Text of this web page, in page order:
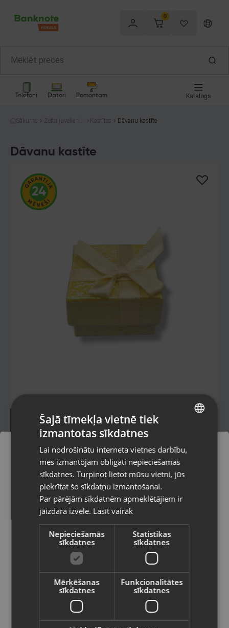
0
Telefoni Datori Remontam Katalogs
Sākums
Zelta juvelierizs
Kastītes Dāvanu kastīte
Dāvanu kastīte
Kategorija:Dāvanu kastīte
Izmērs(cm): 4x4x3
1.50€
Preces informācija
178967
Rīga, Juglas iela 45
Telefona numurs: +371 27897226
Pasūtījumi tiks piegādāti uz
izvēlēto valsti
Vietnes saturs būs attēlots izvēlētajā
valodā
Valsts
Latviešu / Latvian
RUSSIAN
Šajā tīmekļa vietnē tiek
izmantotas sīkdatnes
Lai nodrošinātu interneta vietnes darbību,
mēs izmantojam obligāti nepieciešamās
sīkdatnes. Turpinot lietot mūsu vietni, jūs
piekrītat šo sīkdatņu izmantošanai.
Par pārējām sīkdatnēm apmeklētājiem ir
jāizdara izvēle. Lasīt vairāk
Nepieciešamās
sīkdatnes
Statistikas
sīkdatnes
Mērķēšanas
sīkdatnes
Funkcionalitātes
sīkdatnes